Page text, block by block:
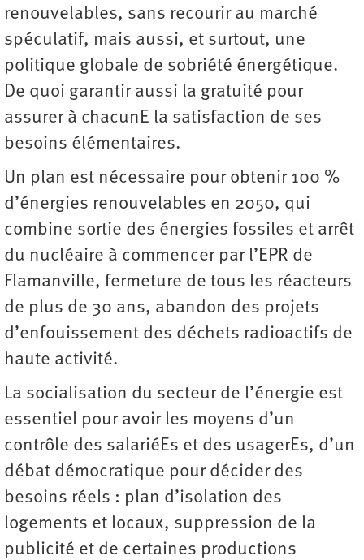
renouvelables, sans recourir au marché
spéculatif, mais aussi, et surtout, une
politique globale de sobriété énergétique.
De quoi garantir aussi la gratuité pour
assurer à chacunE la satisfaction de ses
besoins élémentaires.
Un plan est nécessaire pour obtenir 100 %
d’énergies renouvelables en 2050, qui
combine sortie des énergies fossiles et arrêt
du nucléaire à commencer par l’EPR de
Flamanville, fermeture de tous les réacteurs
de plus de 30 ans, abandon des projets
d’enfouissement des déchets radioactifs de
haute activité.
La socialisation du secteur de l’énergie est
essentiel pour avoir les moyens d’un
contrôle des salariéEs et des usagerEs, d’un
débat démocratique pour décider des
besoins réels : plan d’isolation des
logements et locaux, suppression de la
publicité et de certaines productions